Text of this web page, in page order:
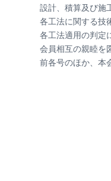
設計、積算及び施
各工法に関する技
各工法適用の判定
会員相互の親睦を
前各号のほか、本